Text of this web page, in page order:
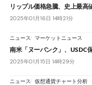
リップル価格急騰、史上最
2025年01月16日 14時21分
ニュース マーケットニュース
南米「ヌーバンク」、USDC
2025年01月15日 14時29分
ニュース 仮想通貨チャート分析